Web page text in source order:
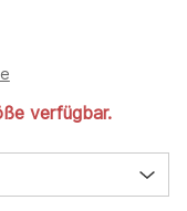
verfügbar.